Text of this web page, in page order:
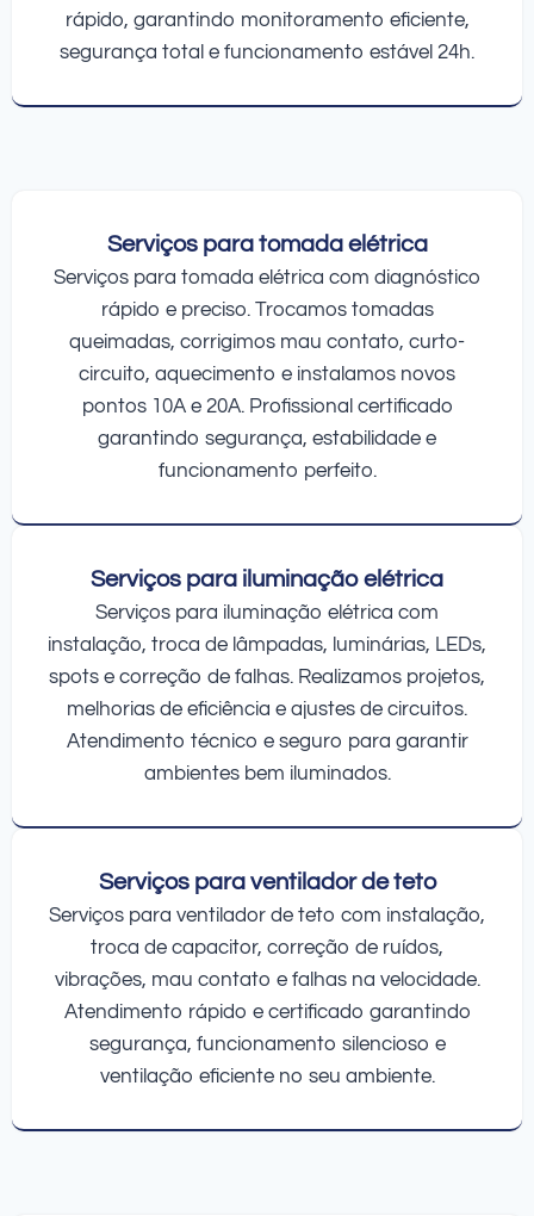
rápido, garantindo monitoramento eficiente,
segurança total e funcionamento estável 24h.
Serviços para tomada elétrica
Serviços para tomada elétrica com diagnóstico
rápido e preciso. Trocamos tomadas
queimadas, corrigimos mau contato, curto-
circuito, aquecimento e instalamos novos
pontos 10A e 20A. Profissional certificado
garantindo segurança, estabilidade e
funcionamento perfeito.
Serviços para iluminação elétrica
Serviços para iluminação elétrica com
instalação, troca de lâmpadas, luminárias, LEDs,
spots e correção de falhas. Realizamos projetos,
melhorias de eficiência e ajustes de circuitos.
Atendimento técnico e seguro para garantir
ambientes bem iluminados.
Serviços para ventilador de teto
Serviços para ventilador de teto com instalação,
troca de capacitor, correção de ruídos,
vibrações, mau contato e falhas na velocidade.
Atendimento rápido e certificado garantindo
segurança, funcionamento silencioso e
ventilação eficiente no seu ambiente.